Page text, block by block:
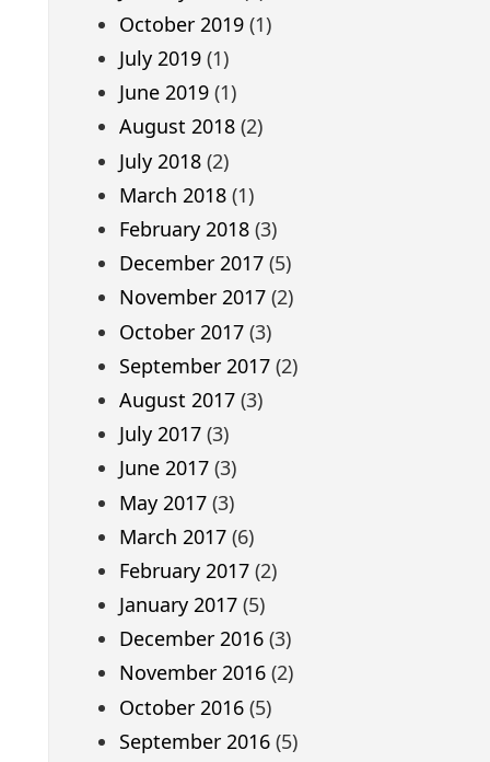
October 2019(1)
July 2019(1)
June 2019(1)
August 2018(2)
July 2018(2)
March 2018(1)
February 2018(3)
December 2017(5)
November 2017(2)
October 2017(3)
September 2017(2)
August 2017(3)
July 2017(3)
June 2017(3)
May 2017(3)
March 2017(6)
February 2017(2)
January 2017(5)
December 2016(3)
November 2016(2)
October 2016(5)
September 2016(5)